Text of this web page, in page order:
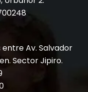
Av. Salvador
Sector Jipiro.